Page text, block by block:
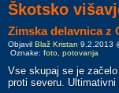
Škotsko
Zimska delavnica z
Objavil Blaž Kristan 9.2.2013
Oznake: foto, potovanja
Vse skupaj se je
proti severu.